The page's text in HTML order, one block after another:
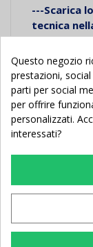
---Scarica
tecnica
Potrebbe
Questo negozio
prestazioni,
parti per social
per offrire
personalizzati.
interessati?